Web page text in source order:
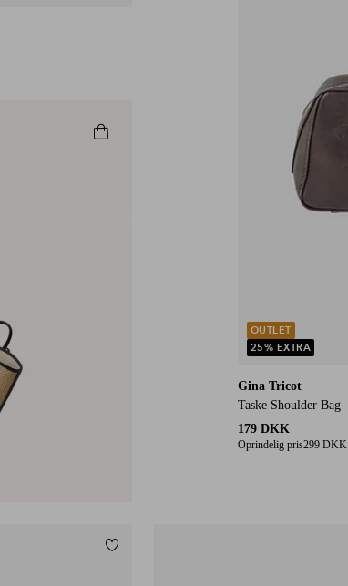
Gina Tricot
Taske Shoulder Bag
179 DKK
Oprindelig pris299 DKK
OUTLET
25% EXTRA
Tilføj til favoritter